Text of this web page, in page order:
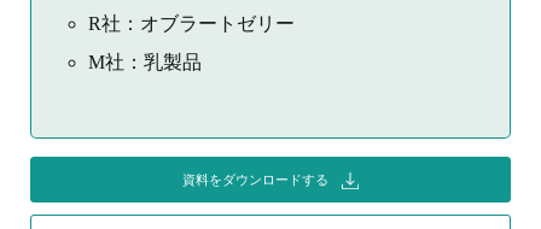
R社：オブラートゼリー
M社：乳製品
資料をダウンロードする